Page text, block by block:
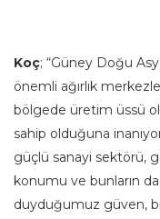
Koç; “Güney Doğu
önemli ağırlık
bölgede üretim üssü
sahip olduğuna
güçlü sanayi sektörü,
konumu ve bunların
duyduğumuz güven,